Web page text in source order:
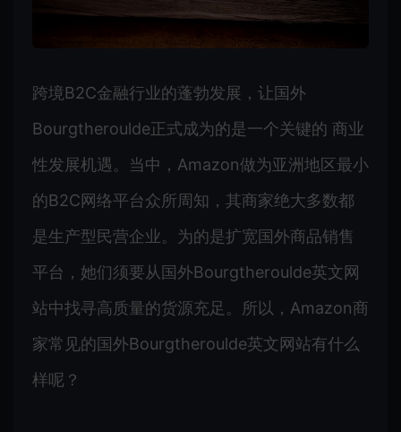
跨境B2C金融行业的蓬勃发展，让国外
Bourgtheroulde正式成为的是一个关键的 商业
性发展机遇。当中，Amazon做为亚洲地区最小
的B2C网络平台众所周知，其商家绝大多数都
是生产型民营企业。为的是扩宽国外商品销售
平台，她们须要从国外Bourgtheroulde英文网
站中找寻高质量的货源充足。所以，Amazon商
家常见的国外Bourgtheroulde英文网站有什么
样呢？